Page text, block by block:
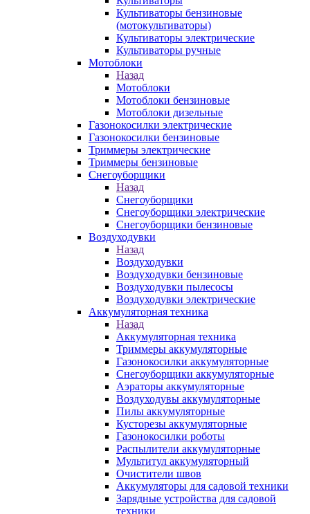
Культиваторы бензиновые
(мотокультиваторы)
Культиваторы электрические
Культиваторы ручные
Мотоблоки
Назад
Мотоблоки
Мотоблоки бензиновые
Мотоблоки дизельные
Газонокосилки электрические
Газонокосилки бензиновые
Триммеры электрические
Триммеры бензиновые
Снегоуборщики
Назад
Снегоуборщики
Снегоуборщики электрические
Снегоуборщики бензиновые
Воздуходувки
Назад
Воздуходувки
Воздуходувки бензиновые
Воздуходувки пылесосы
Воздуходувки электрические
Аккумуляторная техника
Назад
Аккумуляторная техника
Триммеры аккумуляторные
Газонокосилки аккумуляторные
Снегоуборщики аккумуляторные
Аэраторы аккумуляторные
Воздуходувы аккумуляторные
Пилы аккумуляторные
Кусторезы аккумуляторные
Газонокосилки роботы
Распылители аккумуляторные
Мультитул аккумуляторный
Очистители швов
Аккумуляторы для садовой техники
Зарядные устройства для садовой
техники